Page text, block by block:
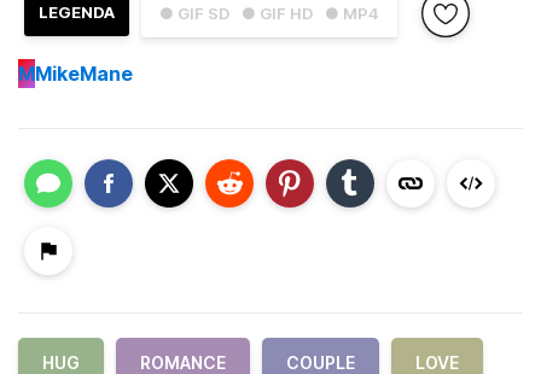
● GIF SD ● GIF HD ● MP4
LEGENDA
MMikeMane
HUG ROMANCE COUPLE LOVE